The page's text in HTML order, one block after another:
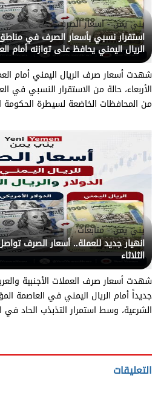
يني يمن - اسعار الصرف
استقرار نسبي بأسعار الصرف في مناطق
الريال اليمني يحافظ على توازنه أمام
شهدت أسعار صرف الريال اليمني أمام
الأربعاء، حالة من الاستقرار النسبي في
من المحافظات الخاضعة لسيطرة الحكومة
يني يمن - متابعات
انهيار جديد للعملة.. أسعار الصرف
الثلاثاء
شهدت أسعار صرف العملات الأجنبية
جديداً أمام الريال اليمني في العاصمة
الشرعية، وسط استمرار التذبذب الحاد
التعليقات